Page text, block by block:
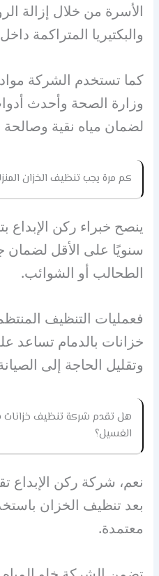
الأسرة من خلال إزالة
والبكتيريا المتراكمة
كما تستخدم الشركة
وزارة الصحة وأحدث
لضمان مياه نقية وصالحة
كم مرة يجب تنظيف الخزان
ينصح خبراء ركن الإبداع
سنويًا على الأقل لضمان
الطحالب أو الشوائب.
فعمليات التنظيف
خزانات بالدمام تساعد
وتقليل الحاجة إلى
هل تقدم شركة تنظيف خزانات
الغسيل؟
نعم، شركة ركن الإبداع
بعد تنظيف الخزان
معتمدة.